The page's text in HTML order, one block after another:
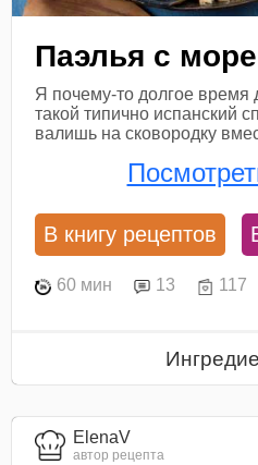
Паэлья с
Я почему-то долгое время
такой типично испанский
валишь на сковородку
В книгу рецептов
60 мин 13 117
ElenaV
автор рецепта